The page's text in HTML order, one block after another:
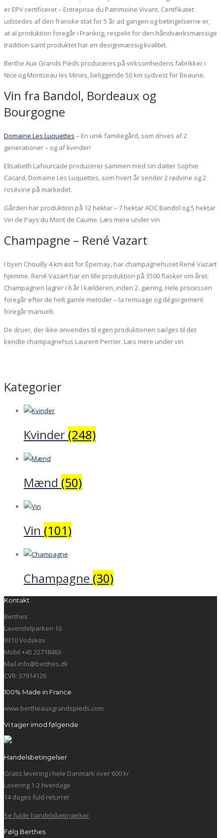
er EPV certificeret – Entreprise du Patrimoine Vivant. Certifikatet
udstedes af den franske stat for 5 år ad gangen og betingelserne er,
at al produktion foregår i Frankrig, respekt for den håndværksmæssige
tradition samt produktet har en designmæssig kvalitet.
Berthe Aux Grands Pieds produceres på virksomhedens fabrikker i
Nice og Montceau les Mines, beliggende 50 km sydvest for Beaune.
Vin fra Bandol, Bordeaux og
Bourgogne
Domaine Les Luquettes – En unik familiegård, som drives af 2
generationer – og af kvinder!
Elisabeth Lafourcade producerer sammen med sin datter Sophie
Cacard, Domaine Les Luquettes, som hvert år sender 2 rødvine og 2
rosévine på markedet.
Gården har produktion på 12 hektar – 7 hektar AOC Bandol og 5 hektar
Vin de Pays du Mont de Caume. Læs mere under vin
Champagne – René Vazart
I byen Chouilly 4 km øst for Épernay, har champagnehuset René Vazart
hjemme. René Vazart har en lille produktion på 3500 flasker om året.
Champagnen lagrer i 6 år i kælderen, inden 2. gæring. Hele processen
foregår efter de helt gamle metoder – la remuage og dégorgement
foregår manuelt.
De druer, der ikke anvendes til egen produktionen sælges til det
kendte champagnehus Laurent-Perrier. Læs mere under vin
Kategorier
Kvinder (248)
Mænd (50)
Vin (101)
Champagne (30)
Kontakt
Berthes
Lavendelparken 10
9310 Vodskov
Mobil +45 22718463
Mail info@berthes.dk
CVR: 37914126
100% Made in France
www.bertheauxgrandspieds.com
Vi tager imod følgende
Handelsbetingelser
Gratis levering i hele Danmark over 600 kr
Levering 1-2 hverdage
14 dages fuld returret
Se fulde handelsbetingelser
Følg Berthes